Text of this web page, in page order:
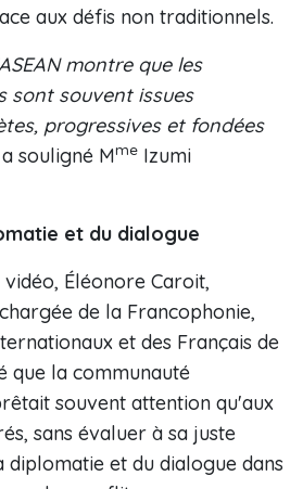
aux défis non traditionnels.
montre que les
sont souvent issues
progressives et fondées
souligné Mme Izumi
et du dialogue
vidéo, Éléonore Caroit,
de la Francophonie,
et des Français de
que la communauté
souvent attention qu'aux
sans évaluer à sa juste
et du dialogue dans